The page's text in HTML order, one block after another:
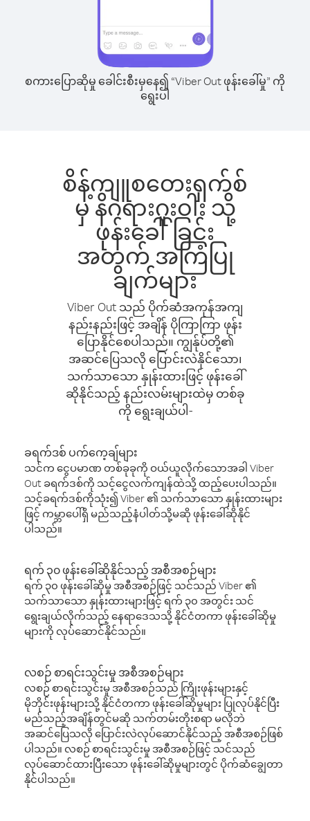
စကားပြောဆိုမှု ခေါင်းစီးမှနေ၍ “Viber Out ဖုန်းခေါ်မှု” ကို
ရွေးပါ
စိန့်ကျူစတေးရှက်စ်
မှ နိဂရားဂူးဝါး သို့
ဖုန်းခေါ်ခြင်း
အတွက် အကြံပြု
ချက်များ
Viber Out သည် ပိုက်ဆံအကုန်အကျ
နည်းနည်းဖြင့် အချိန် ပိုကြာကြာ ဖုန်း
ပြောနိုင်စေပါသည်။ ကျွန်ုပ်တို့၏
အဆင်ပြေသလို ပြောင်းလဲနိုင်သော၊
သက်သာသော နှုန်းထားဖြင့် ဖုန်းခေါ်
ဆိုနိုင်သည့် နည်းလမ်းများထဲမှ တစ်ခု
ကို ရွေးချယ်ပါ-
ခရက်ဒစ် ပက်ကေ့ချ်များ
သင်က ငွေပမာဏ တစ်ခုခုကို ဝယ်ယူလိုက်သောအခါ Viber
Out ခရက်ဒစ်ကို သင့်ငွေလက်ကျန်ထဲသို့ ထည့်ပေးပါသည်။
သင့်ခရက်ဒစ်ကိုသုံး၍ Viber ၏ သက်သာသော နှုန်းထားများ
ဖြင့် ကမ္ဘာပေါ်ရှိ မည်သည့်နံပါတ်သို့မဆို ဖုန်းခေါ်ဆိုနိုင်
ပါသည်။
ရက် ၃၀ ဖုန်းခေါ်ဆိုနိုင်သည့် အစီအစဉ်များ
ရက် ၃၀ ဖုန်းခေါ်ဆိုမှု အစီအစဉ်ဖြင့် သင်သည် Viber ၏
သက်သာသော နှုန်းထားများဖြင့် ရက် ၃၀ အတွင်း သင်
ရွေးချယ်လိုက်သည့် နေရာဒေသသို့ နိုင်ငံတကာ ဖုန်းခေါ်ဆိုမှု
များကို လုပ်ဆောင်နိုင်သည်။
လစဉ် စာရင်းသွင်းမှု အစီအစဉ်များ
လစဉ် စာရင်းသွင်းမှု အစီအစဉ်သည် ကြိုးဖုန်းများနှင့်
မိုဘိုင်းဖုန်းများသို့ နိုင်ငံတကာ ဖုန်းခေါ်ဆိုမှုများ ပြုလုပ်နိုင်ပြီး
မည်သည့်အချိန်တွင်မဆို သက်တမ်းတိုးစရာ မလိုဘဲ
အဆင်ပြေသလို ပြောင်းလဲလုပ်ဆောင်နိုင်သည့် အစီအစဉ်ဖြစ်
ပါသည်။ လစဉ် စာရင်းသွင်းမှု အစီအစဉ်ဖြင့် သင်သည်
လုပ်ဆောင်ထားပြီးသော ဖုန်းခေါ်ဆိုမှုများတွင် ပိုက်ဆံချွေတာ
နိုင်ပါသည်။